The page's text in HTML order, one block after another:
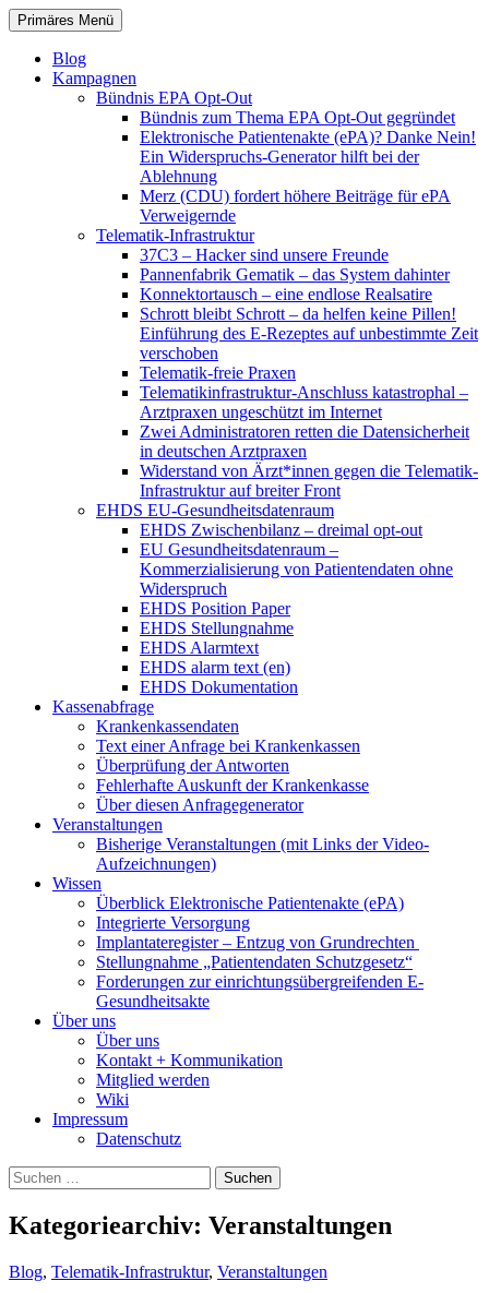
Zum
Inhalt
springen
patientenrechte-datenschutz.de
Suchen
Primäres Menü
Blog
Kampagnen
Bündnis EPA Opt-Out
Bündnis zum Thema EPA Opt-Out gegründet
Elektronische Patientenakte (ePA)? Danke Nein!
Ein Widerspruchs-Generator hilft bei der
Ablehnung
Merz (CDU) fordert höhere Beiträge für ePA
Verweigernde
Telematik-Infrastruktur
37C3 – Hacker sind unsere Freunde
Pannenfabrik Gematik – das System dahinter
Konnektortausch – eine endlose Realsatire
Schrott bleibt Schrott – da helfen keine Pillen!
Einführung des E-Rezeptes auf unbestimmte Zeit
verschoben
Telematik-freie Praxen
Telematikinfrastruktur-Anschluss katastrophal –
Arztpraxen ungeschützt im Internet
Zwei Administratoren retten die Datensicherheit
in deutschen Arztpraxen
Widerstand von Ärzt*innen gegen die Telematik-
Infrastruktur auf breiter Front
EHDS EU-Gesundheitsdatenraum
EHDS Zwischenbilanz – dreimal opt-out
EU Gesundheitsdatenraum –
Kommerzialisierung von Patientendaten ohne
Widerspruch
EHDS Position Paper
EHDS Stellungnahme
EHDS Alarmtext
EHDS alarm text (en)
EHDS Dokumentation
Kassenabfrage
Krankenkassendaten
Text einer Anfrage bei Krankenkassen
Überprüfung der Antworten
Fehlerhafte Auskunft der Krankenkasse
Über diesen Anfragegenerator
Veranstaltungen
Bisherige Veranstaltungen (mit Links der Video-
Aufzeichnungen)
Wissen
Überblick Elektronische Patientenakte (ePA)
Integrierte Versorgung
Implantateregister – Entzug von Grundrechten
Stellungnahme „Patientendaten Schutzgesetz“
Forderungen zur einrichtungsübergreifenden E-
Gesundheitsakte
Über uns
Über uns
Kontakt + Kommunikation
Mitglied werden
Wiki
Impressum
Datenschutz
Suchen
nach:
Kategoriearchiv: Veranstaltungen
Blog, Telematik-Infrastruktur, Veranstaltungen